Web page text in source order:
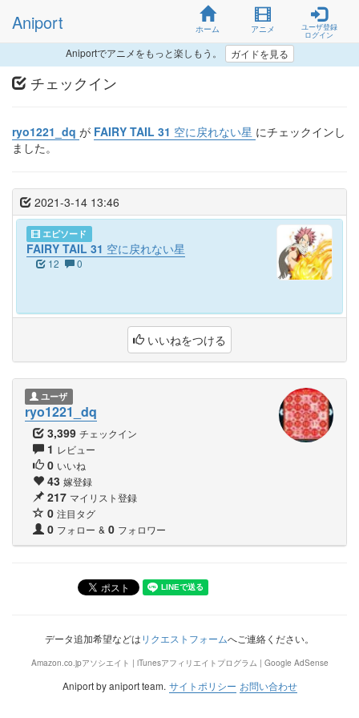
Aniport ホーム アニメ
ユーザ登録
ログイン
Aniportでアニメをもっと楽しもう。 ガイドを見る
チェックイン
ryo1221_dq が FAIRY TAIL 31 空に戻れない星 にチェックインし
ました。
2021-3-14 13:46
エピソード
FAIRY TAIL 31 空に戻れない星
12 0
いいねをつける
ユーザ
ryo1221_dq
3,399 チェックイン
1 レビュー
0 いいね
43 嫁登録
217 マイリスト登録
0 注目タグ
0 フォロー & 0 フォロワー
データ追加希望などはリクエストフォームへご連絡ください。
Amazon.co.jpアソシエイト | iTunesアフィリエイトプログラム | Google AdSense
Aniport by aniport team. サイトポリシー お問い合わせ